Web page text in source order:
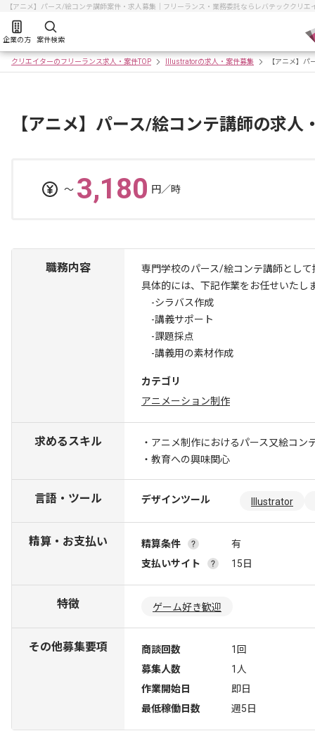
【アニメ】パース/絵コンテ講師案件・求人募集｜フリーランス・業務委託ならレバテッククリエ
企業の方 案件検索
クリエイターのフリーランス求人・案件TOP Illustratorの求人・案件募集 【アニメ】パ
【アニメ】パース/絵コンテ講師の求人
〜 3,180 円／時
職務内容
専門学校のパース/絵コンテ講師とし
具体的には、下記作業をお任せいたし
-シラバス作成
-講義サポート
-課題採点
-講義用の素材作成
カテゴリ
アニメーション制作
求めるスキル
・アニメ制作におけるパース又絵コン
・教育への興味関心
言語・ツール デザインツール Illustrator
精算・お支払い 精算条件
有
支払いサイト
15日
特徴 ゲーム好き歓迎
その他募集要項 商談回数
1回
募集人数
1人
作業開始日
即日
最低稼働日数
週5日